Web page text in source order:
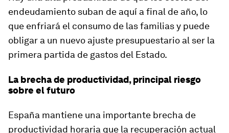
endeudamiento suban de aquí a final de año, lo
que enfriará el consumo de las familias y puede
obligar a un nuevo ajuste presupuestario al ser la
primera partida de gastos del Estado.
La brecha de productividad, principal riesgo
sobre el futuro
España mantiene una importante brecha de
productividad horaria que la recuperación actual